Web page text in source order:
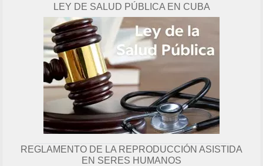
g
i
n
a
LEY DE SALUD PÚBLICA EN CUBA
REGLAMENTO DE LA REPRODUCCIÓN ASISTIDA
EN SERES HUMANOS